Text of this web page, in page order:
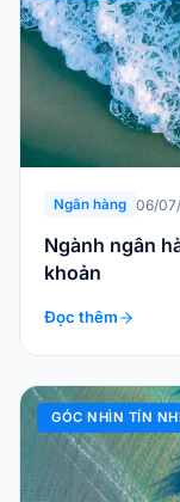
Ngân hàng 06/
Ngành ngân
khoản
Đọc thêm
GÓC NHÌN TÍN